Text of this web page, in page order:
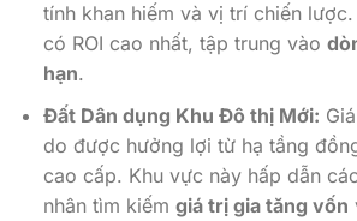
tính khan hiếm và vị trí chiến
có ROI cao nhất, tập trung vào
hạn.
Đất Dân dụng Khu Đô thị Mới:
do được hưởng lợi từ hạ tầng
cao cấp. Khu vực này hấp dẫn
nhân tìm kiếm giá trị gia tăng vốn